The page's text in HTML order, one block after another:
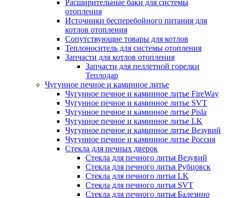
Расширительные баки для системы
отопления
Источники бесперебойного питания для
котлов отопления
Сопутствующие товары для котлов
Теплоноситель для системы отопления
Запчасти для котлов отопления
Запчасти для пеллетной горелки
Теплодар
Чугунное печное и каминное литье
Чугунное печное и каминное литье FireWay
Чугунное печное и каминное литье SVT
Чугунное печное и каминное литье Pisla
Чугунное печное и каминное литье LK
Чугунное печное и каминное литье Везувий
Чугунное печное и каминное литье Россия
Стекла для печных дверок
Стекла для печного литья Везувий
Стекла для печного литья Рубцовск
Стекла для печного литья LK
Стекла для печного литья SVT
Стекла для печного литья Балезино